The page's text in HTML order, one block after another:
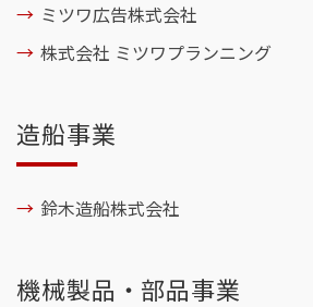
ミツワ広告株式会社
株式会社 ミツワプランニング
造船事業
鈴木造船株式会社
機械製品・部品事業